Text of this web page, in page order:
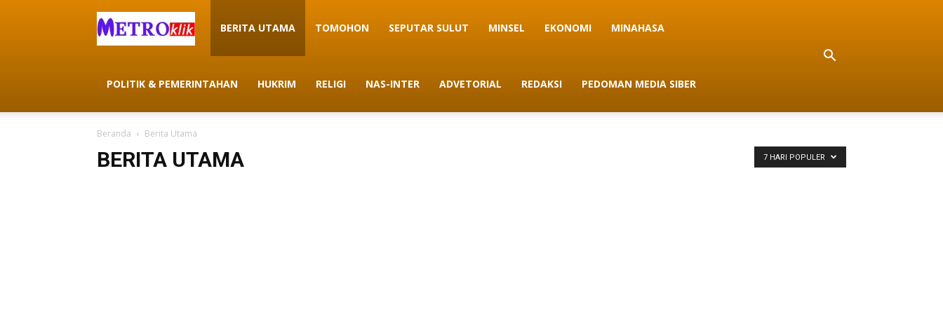
METROklik
BERITA UTAMA TOMOHON SEPUTAR SULUT MINSEL EKONOMI MINAHASA
POLITIK & PEMERINTAHAN HUKRIM RELIGI NAS-INTER ADVETORIAL REDAKSI PEDOMAN MEDIA SIBER
Beranda Berita Utama
BERITA UTAMA 7 HARI POPULER